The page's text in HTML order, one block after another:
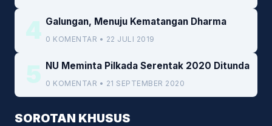
4 Galungan, Menuju Kematangan Dharma
0 KOMENTAR • 22 JULI 2019
5 NU Meminta Pilkada Serentak 2020 Ditunda
0 KOMENTAR • 21 SEPTEMBER 2020
SOROTAN KHUSUS